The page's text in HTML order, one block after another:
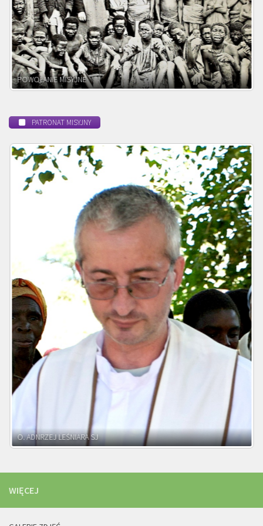
BEATYFIKACJA
PATRONAT MISYJNY
WIĘCEJ